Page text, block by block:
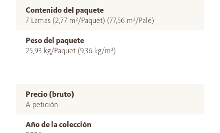
Contenido del paquete
7 Lamas (2,77 m²/Paquet) (77,56 m²/Palé)
Peso del paquete
25,93 kg/Paquet (9,36 kg/m²)
Precio (bruto)
A petición
Año de la colección